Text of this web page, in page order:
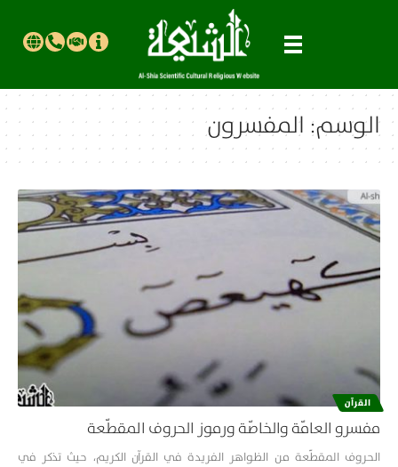
الوسم: المفسرون
القرآن
مفسرو العامّة والخاصّة ورموز الحروف المقطّعة
الحروف المقطّعة من الظواهر الفريدة في القرآن الكريم، حيث تذكر في